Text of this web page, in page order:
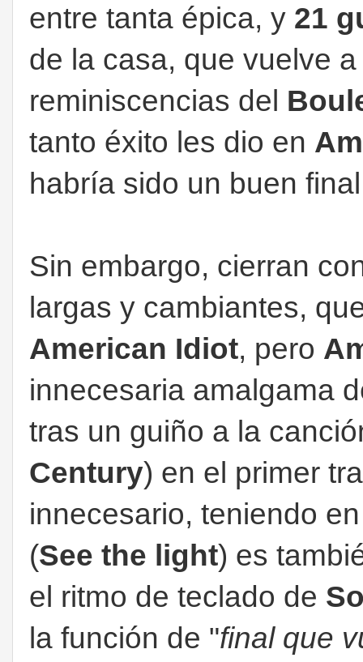
entre tanta épica, y 21
de la casa, que vuelve
reminiscencias del
tanto éxito les dio en
habría sido un buen
Sin embargo, cierran
largas y cambiantes,
American Idiot, pero
innecesaria amalgama
tras un guiño a la
Century) en el primer
innecesario, teniendo
(See the light) es
el ritmo de teclado de
la función de "final que